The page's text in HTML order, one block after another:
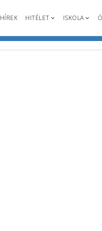
HÍREK HITÉLET ISKOLA